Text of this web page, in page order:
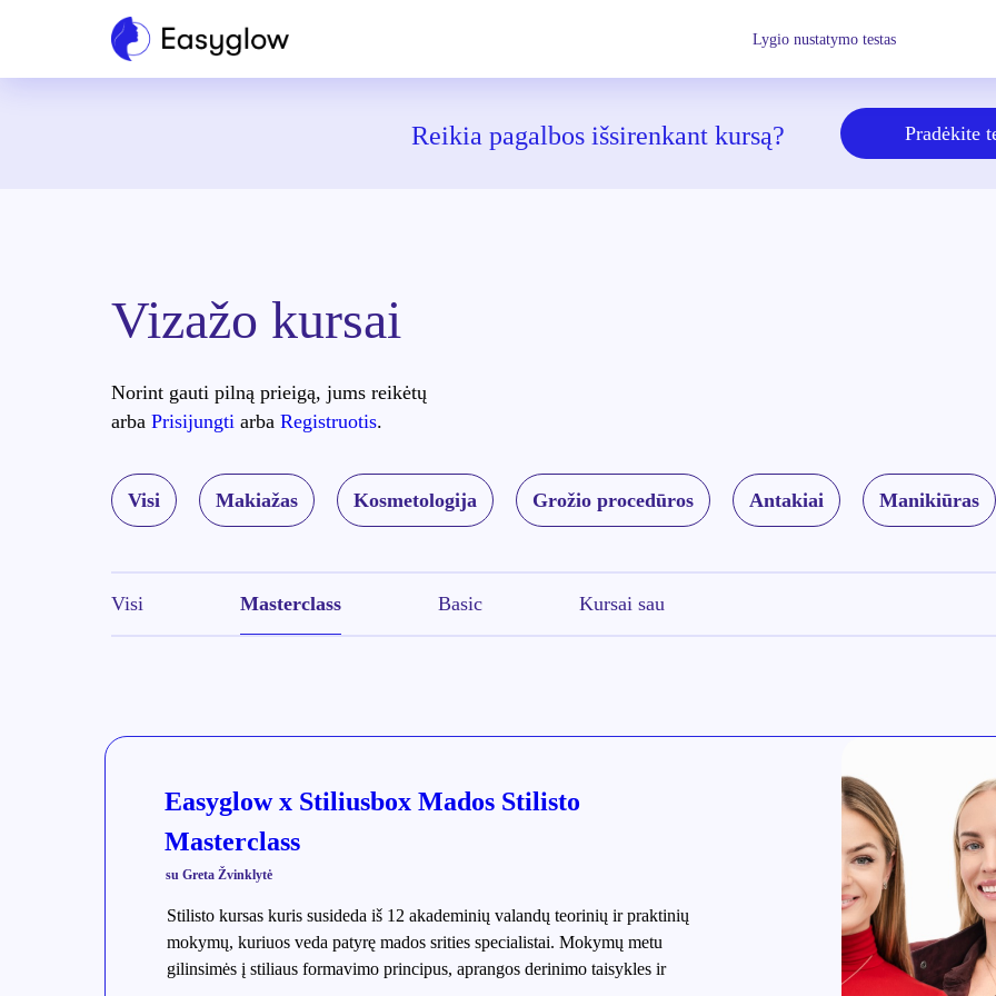
Lygio nustatymo testas
Reikia pagalbos išsirenkant kursą? Pradėkite
Vizažo kursai
Norint gauti pilną prieigą, jums reikėtų
arba Prisijungti arba Registruotis.
Visi Makiažas Kosmetologija Grožio procedūros Antakiai Manikiūras
Visi Masterclass Basic Kursai sau
Easyglow x Stiliusbox Mados Stilisto
Masterclass
su Greta Žvinklytė
Stilisto kursas kuris susideda iš 12 akademinių valandų teorinių ir praktinių
mokymų, kuriuos veda patyrę mados srities specialistai. Mokymų metu
gilinsimės į stiliaus formavimo principus, aprangos derinimo taisykles ir